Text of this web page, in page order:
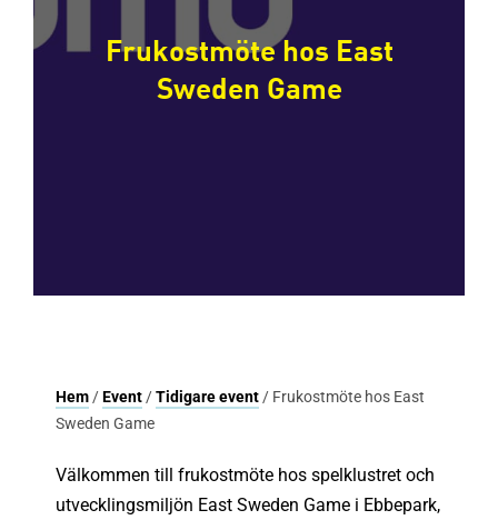
Frukostmöte hos East
Sweden Game
Hem/Event/Tidigare event/ Frukostmöte hos East
Sweden Game
Välkommen till frukostmöte hos spelklustret och
utvecklingsmiljön East Sweden Game i Ebbepark,